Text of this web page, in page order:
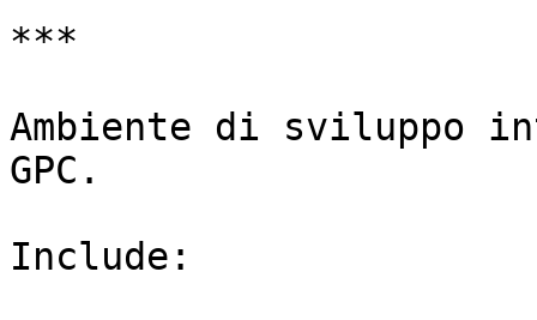
***
Ambiente di sviluppo
GPC.
Include: